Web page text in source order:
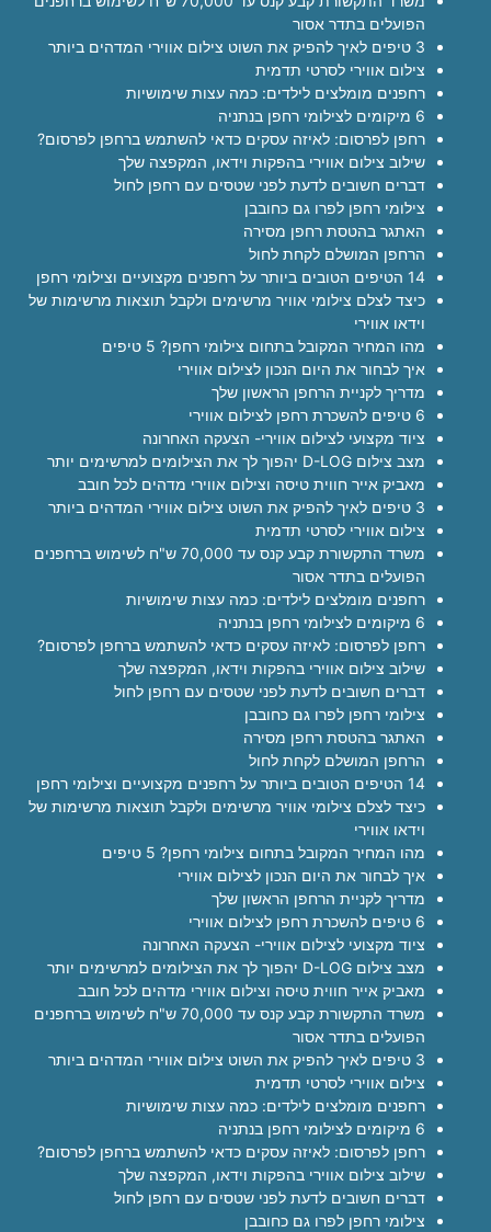
הפועלים בתדר אסור
3 טיפים לאיך להפיק את השוט צילום אווירי המדהים ביותר
צילום אווירי לסרטי תדמית
רחפנים מומלצים לילדים: כמה עצות שימושיות
6 מיקומים לצילומי רחפן בנתניה
רחפן לפרסום: לאיזה עסקים כדאי להשתמש ברחפן לפרסום?
שילוב צילום אווירי בהפקות וידאו, המקפצה שלך
דברים חשובים לדעת לפני שטסים עם רחפן לחול
צילומי רחפן לפרו גם כחובבן
האתגר בהטסת רחפן מסירה
הרחפן המושלם לקחת לחול
14 הטיפים הטובים ביותר על רחפנים מקצועיים וצילומי רחפן
כיצד לצלם צילומי אוויר מרשימים ולקבל תוצאות מרשימות של
וידאו אווירי
מהו המחיר המקובל בתחום צילומי רחפן? 5 טיפים
איך לבחור את היום הנכון לצילום אווירי
מדריך לקניית הרחפן הראשון שלך
6 טיפים להשכרת רחפן לצילום אווירי
ציוד מקצועי לצילום אווירי- הצעקה האחרונה
מצב צילום D-LOG יהפוך לך את הצילומים למרשימים יותר
מאביק אייר חווית טיסה וצילום אווירי מדהים לכל חובב
3 טיפים לאיך להפיק את השוט צילום אווירי המדהים ביותר
צילום אווירי לסרטי תדמית
משרד התקשורת קבע קנס עד 70,000 ש"ח לשימוש ברחפנים
הפועלים בתדר אסור
רחפנים מומלצים לילדים: כמה עצות שימושיות
6 מיקומים לצילומי רחפן בנתניה
רחפן לפרסום: לאיזה עסקים כדאי להשתמש ברחפן לפרסום?
שילוב צילום אווירי בהפקות וידאו, המקפצה שלך
דברים חשובים לדעת לפני שטסים עם רחפן לחול
צילומי רחפן לפרו גם כחובבן
האתגר בהטסת רחפן מסירה
הרחפן המושלם לקחת לחול
14 הטיפים הטובים ביותר על רחפנים מקצועיים וצילומי רחפן
כיצד לצלם צילומי אוויר מרשימים ולקבל תוצאות מרשימות של
וידאו אווירי
מהו המחיר המקובל בתחום צילומי רחפן? 5 טיפים
איך לבחור את היום הנכון לצילום אווירי
מדריך לקניית הרחפן הראשון שלך
6 טיפים להשכרת רחפן לצילום אווירי
ציוד מקצועי לצילום אווירי- הצעקה האחרונה
מצב צילום D-LOG יהפוך לך את הצילומים למרשימים יותר
מאביק אייר חווית טיסה וצילום אווירי מדהים לכל חובב
משרד התקשורת קבע קנס עד 70,000 ש"ח לשימוש ברחפנים
הפועלים בתדר אסור
3 טיפים לאיך להפיק את השוט צילום אווירי המדהים ביותר
צילום אווירי לסרטי תדמית
רחפנים מומלצים לילדים: כמה עצות שימושיות
6 מיקומים לצילומי רחפן בנתניה
רחפן לפרסום: לאיזה עסקים כדאי להשתמש ברחפן לפרסום?
שילוב צילום אווירי בהפקות וידאו, המקפצה שלך
דברים חשובים לדעת לפני שטסים עם רחפן לחול
צילומי רחפן לפרו גם כחובבן